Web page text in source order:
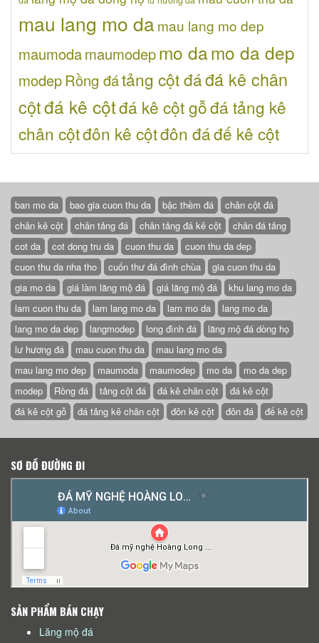
mau lang mo damau lang mo dep
maumodamaumodepmo damo da dep
modepRồng đátảng cột đáđá kê chân
cộtđá kê cộtđá kê cột gỗđá tảng kê
chân cộtđôn kê cộtđôn đáđế kê cột
ban mo da bao gia cuon thu da bậc thềm đá
chân cột đá
chân kê cột
chân tảng đá chân tảng đá kê cột
chân đá tảng
cot da
cot dong tru da cuon thu da
cuon thu da dep
cuon thu da nha tho
cuốn thư đá đình chùa
gia cuon thu da
gia mo da
giá làm lăng mộ đá giá lăng mộ đá
khu lang mo da
lam cuon thu da
lam lang mo da lam mo da
lang mo da
lang mo da dep
langmodep long đình đá
lăng mộ đá dòng họ
lư hương đá
mau cuon thu da
mau lang mo da
mau lang mo dep
maumoda maumodep mo da
mo da dep
modep
Rồng đá tảng cột đá đá kê chân cột
đá kê cột
đá kê cột gỗ
đá tảng kê chân cột đôn kê cột đôn đá đế kê cột
SƠ ĐỒ ĐƯỜNG ĐI
SẢN PHẨM BÁN CHẠY
Lăng mộ đá